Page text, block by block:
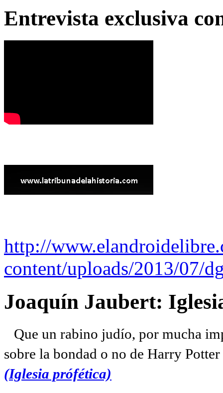
Entrevista exclusiva
http://
content/uploads/2013/07/
Joaquín Jaubert:
Que un rabino judío, por mucha
sobre la bondad o no de Harry
(Iglesia prófética)